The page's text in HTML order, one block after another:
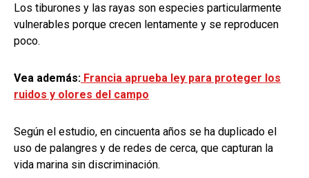
Los tiburones y las rayas son especies particularmente
vulnerables porque crecen lentamente y se reproducen
poco.
Vea además: Francia aprueba ley para proteger los
ruidos y olores del campo
Según el estudio, en cincuenta años se ha duplicado el
uso de palangres y de redes de cerca, que capturan la
vida marina sin discriminación.